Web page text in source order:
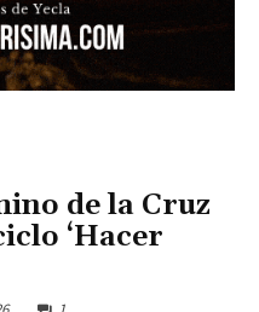
de la Cruz
‘Hacer